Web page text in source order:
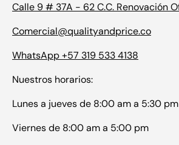
Calle 9 # 37A - 62 C.C. Renovación
Comercial@qualityandprice.co
WhatsApp +57 319 533 4138
Nuestros horarios:
Lunes a jueves de 8:00 am a 5:30 pm
Viernes de 8:00 am a 5:00 pm